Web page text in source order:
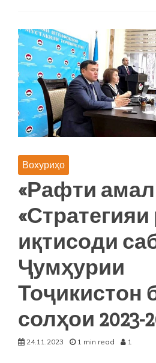
«САБЗ»
ДАР
ҶУМҲУРИИ
ТОҶИКИСТОН
БАРОИ
СОЛИ
2023-
2037»
Вохуриҳо
«Рафти
иқтисоди
Ҷумҳурии
Тоҷикистон
солҳои 2023-
24.11.2023 1 min read 1